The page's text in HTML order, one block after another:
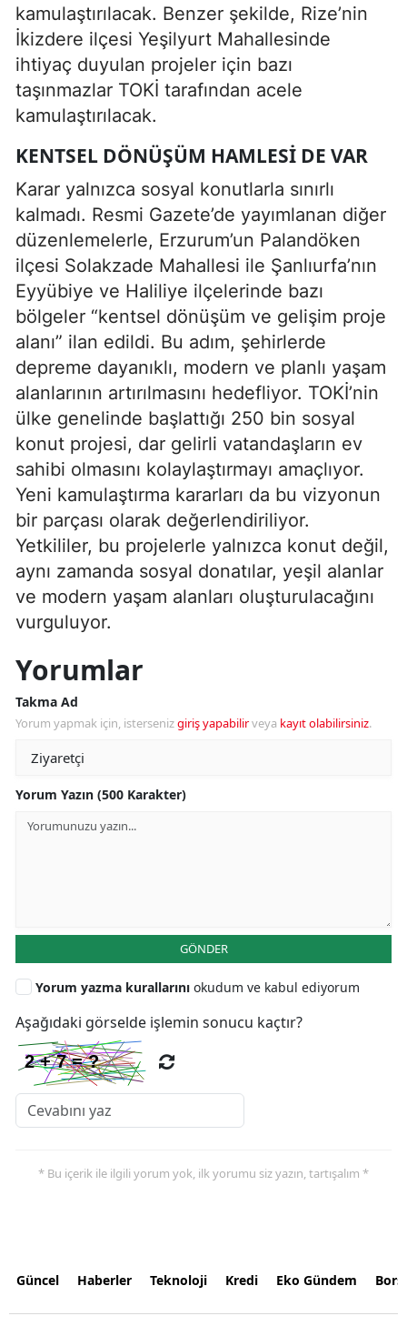
kamulaştırılacak. Benzer şekilde, Rize’nin
İkizdere ilçesi Yeşilyurt Mahallesinde
ihtiyaç duyulan projeler için bazı
taşınmazlar TOKİ tarafından acele
kamulaştırılacak.
KENTSEL DÖNÜŞÜM HAMLESI DE VAR
Karar yalnızca sosyal konutlarla sınırlı
kalmadı. Resmi Gazete’de yayımlanan diğer
düzenlemelerle, Erzurum’un Palandöken
ilçesi Solakzade Mahallesi ile Şanlıurfa’nın
Eyyübiye ve Haliliye ilçelerinde bazı
bölgeler “kentsel dönüşüm ve gelişim proje
alanı” ilan edildi. Bu adım, şehirlerde
depreme dayanıklı, modern ve planlı yaşam
alanlarının artırılmasını hedefliyor. TOKİ’nin
ülke genelinde başlattığı 250 bin sosyal
konut projesi, dar gelirli vatandaşların ev
sahibi olmasını kolaylaştırmayı amaçlıyor.
Yeni kamulaştırma kararları da bu vizyonun
bir parçası olarak değerlendiriliyor.
Yetkililer, bu projelerle yalnızca konut değil,
aynı zamanda sosyal donatılar, yeşil alanlar
ve modern yaşam alanları oluşturulacağını
vurguluyor.
Yorumlar
Takma Ad
Yorum yapmak için, istersenizgiriş yapabilirveya kayıt olabilirsiniz.
Yorum Yazın (500 Karakter)
GÖNDER
Yorum yazma kurallarını okudum ve kabul ediyorum
Aşağıdaki görselde işlemin sonucu kaçtır?
* Bu içerik ile ilgili yorum yok, ilk yorumu siz yazın, tartışalım *
Güncel Haberler Teknoloji Kredi Eko Gündem